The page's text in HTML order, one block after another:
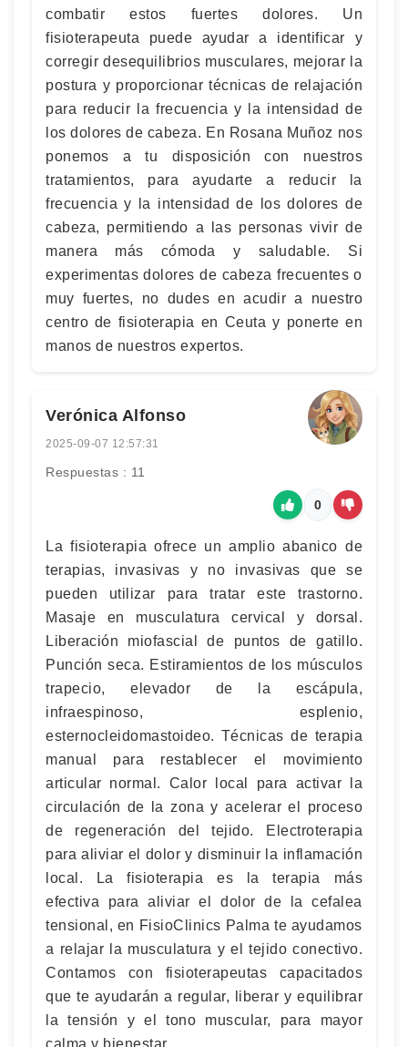
combatir estos fuertes dolores. Un
fisioterapeuta puede ayudar a identificar y
corregir desequilibrios musculares, mejorar la
postura y proporcionar técnicas de relajación
para reducir la frecuencia y la intensidad de
los dolores de cabeza. En Rosana Muñoz nos
ponemos a tu disposición con nuestros
tratamientos, para ayudarte a reducir la
frecuencia y la intensidad de los dolores de
cabeza, permitiendo a las personas vivir de
manera más cómoda y saludable. Si
experimentas dolores de cabeza frecuentes o
muy fuertes, no dudes en acudir a nuestro
centro de fisioterapia en Ceuta y ponerte en
manos de nuestros expertos.
Verónica Alfonso
2025-09-07 12:57:31
Respuestas : 11
0
La fisioterapia ofrece un amplio abanico de
terapias, invasivas y no invasivas que se
pueden utilizar para tratar este trastorno.
Masaje en musculatura cervical y dorsal.
Liberación miofascial de puntos de gatillo.
Punción seca. Estiramientos de los músculos
trapecio, elevador de la escápula,
infraespinoso, esplenio,
esternocleidomastoideo. Técnicas de terapia
manual para restablecer el movimiento
articular normal. Calor local para activar la
circulación de la zona y acelerar el proceso
de regeneración del tejido. Electroterapia
para aliviar el dolor y disminuir la inflamación
local. La fisioterapia es la terapia más
efectiva para aliviar el dolor de la cefalea
tensional, en FisioClinics Palma te ayudamos
a relajar la musculatura y el tejido conectivo.
Contamos con fisioterapeutas capacitados
que te ayudarán a regular, liberar y equilibrar
la tensión y el tono muscular, para mayor
calma y bienestar.